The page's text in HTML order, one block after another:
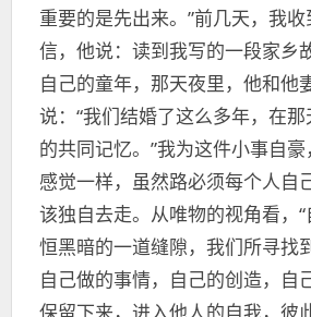
重要的是先出来。”前几天，我
信，他说：读到我写的一段家乡
自己的童年，那天夜里，他和他
说：“我们结婚了这么多年，在
的共同记忆。”我为这件小事自
感觉一样，虽然路必须每个人自
该独自去走。从唯物的视角看，“
恒黑暗的一道缝隙，我们所寻找
自己做的事情，自己的创造，自